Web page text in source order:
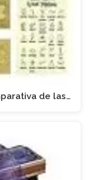
de las…